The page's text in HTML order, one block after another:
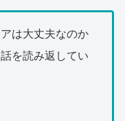
は大丈夫なのか
を読み返してい